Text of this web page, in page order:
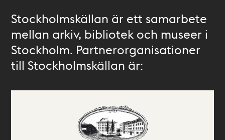
Stockholmskällan är ett samarbete
mellan arkiv, bibliotek och museer i
Stockholm. Partnerorganisationer
till Stockholmskällan är: